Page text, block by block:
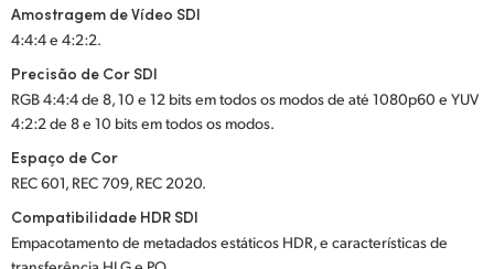
Amostragem de Vídeo SDI
4:4:4 e 4:2:2.
Precisão de Cor SDI
RGB 4:4:4 de 8, 10 e 12 bits em todos os modos de até 1080p60 e YUV
4:2:2 de 8 e 10 bits em todos os modos.
Espaço de Cor
REC 601, REC 709, REC 2020.
Compatibilidade HDR SDI
Empacotamento de metadados estáticos HDR, e características de